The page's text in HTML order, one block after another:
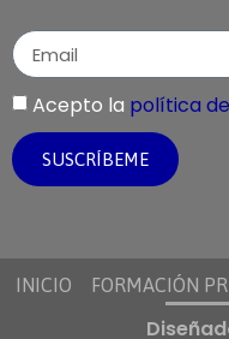
Acepto la política
SUSCRÍBEME
INICIO FORMACIÓN